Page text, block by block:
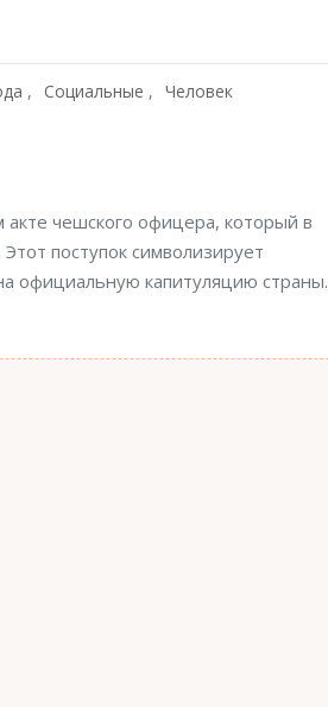
Социальные Человек
акте чешского офицера, который в
поступок символизирует
официальную капитуляцию страны.